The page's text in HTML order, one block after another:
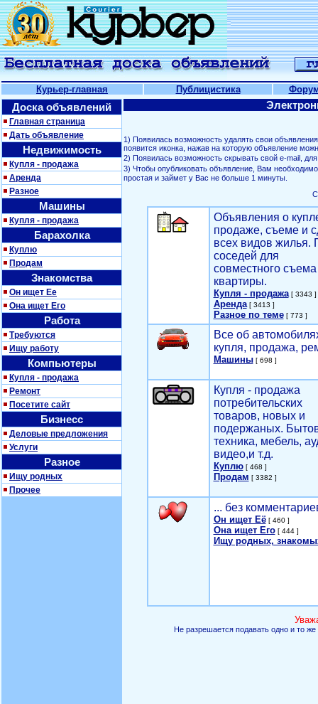
Курьер-главная Публицистика
Доска объявлений
Главная страница
Дать объявление
Недвижимость
Купля - продажа
Аренда
Разное
Машины
Купля - продажа
Барахолка
Куплю
Продам
Знакомства
Он ищет Ее
Она ищет Его
Работа
Требуются
Ищу работу
Компьютеры
Купля - продажа
Ремонт
Посетите сайт
Бизнесс
Деловые предложения
Услуги
Разное
Ищу родных
Прочее
1) Появилась возможность удалять свои
появится иконка, нажав на которую объявление
2) Появилась возможность скрывать свой е-mail,
3) Чтобы опубликовать объявление, Вам
простая и займет у Вас не больше 1 минуты.
Объявления о
продаже, съеме и
всех видов жилья.
соседей для
совместного съема
квартиры.
Купля - продажа[ 3343 ]
Аренда[ 3413 ]
Разное по теме[ 773 ]
Все об
купля, продажа,
Машины[ 698 ]
Купля - продажа
потребительских
товаров, новых и
подержаных.
техника, мебель,
видео,и т.д.
Куплю[ 468 ]
Продам [ 3382 ]
... без
Он ищет Её[ 460 ]
Она ищет Его[ 444 ]
Ищу родных,
Не разрешается подавать одно и то